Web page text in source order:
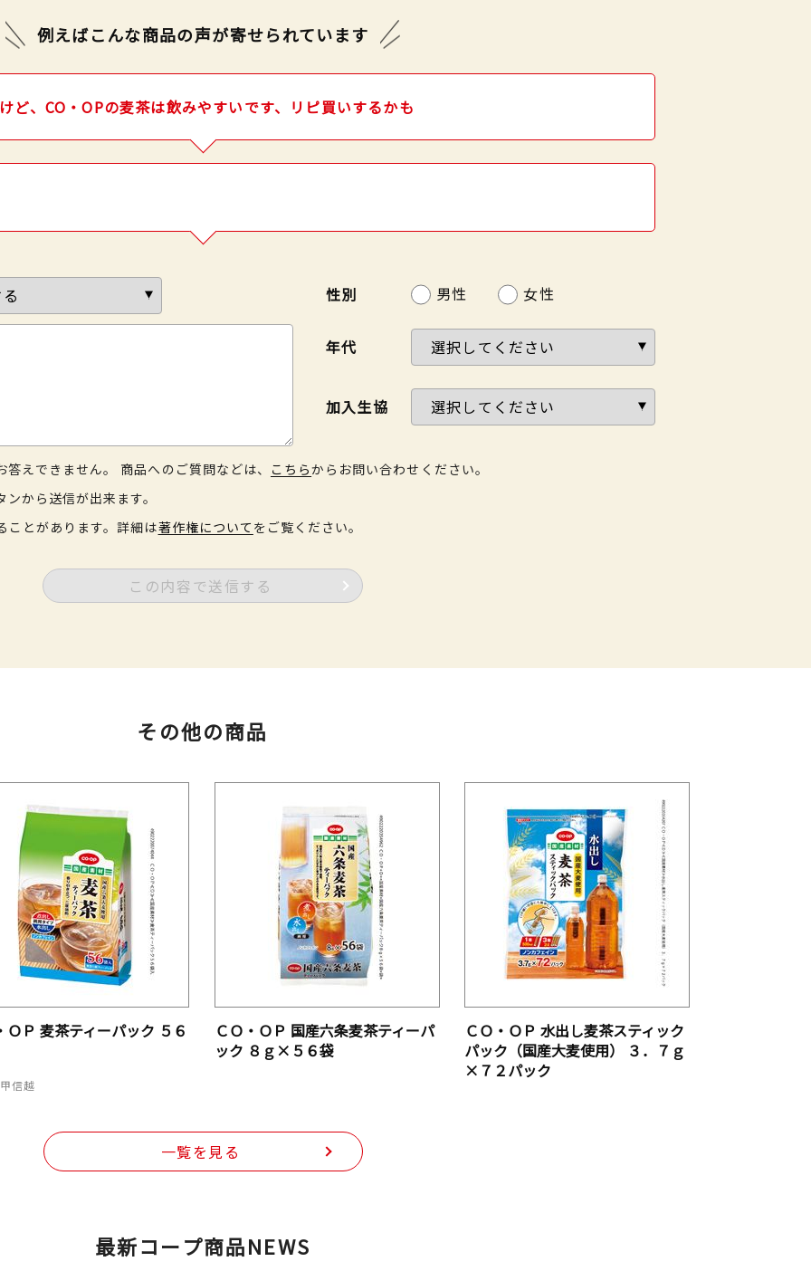
例えばこんな商品の声が寄せられています
ど、CO・OPの麦茶は飲みやすいです、リピ買いするかも
性別 男性 女性
年代
加入生協
えできません。 商品へのご質問などは、 こちらからお問い合わせください。
から送信が出来ます。
とがあります。詳細は著作権について をご覧ください。
この内容で送信する
その他の商品
ＯＰ 麦茶ティーパック ５６
信越
ＣＯ・ＯＰ 国産六条麦茶ティーパ
ック ８ｇ×５６袋
ＣＯ・ＯＰ 水出し麦茶スティック
パック（国産大麦使用） ３．７ｇ
×７２パック
一覧を見る
最新コープ商品NEWS